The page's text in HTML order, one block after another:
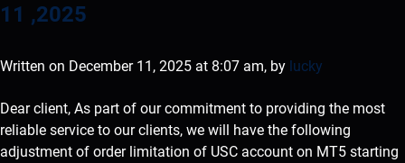
11 ,2025
Written on December 11, 2025 at 8:07 am, by lucky
Dear client, As part of our commitment to providing the most
reliable service to our clients, we will have the following
adjustment of order limitation of USC account on MT5 starting